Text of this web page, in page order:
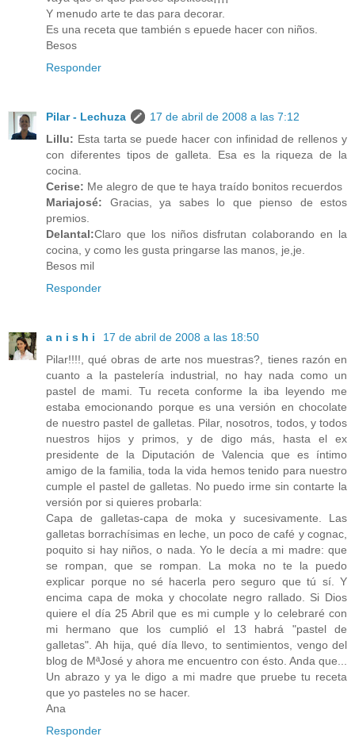
Y menudo arte te das para decorar.
Es una receta que también s epuede hacer con niños.
Besos
Responder
Pilar - Lechuza
17 de abril de 2008 a las 7:12
Lillu: Esta tarta se puede hacer con infinidad de rellenos y
con diferentes tipos de galleta. Esa es la riqueza de la
cocina.
Cerise: Me alegro de que te haya traído bonitos recuerdos
Mariajosé: Gracias, ya sabes lo que pienso de estos
premios.
Delantal:Claro que los niños disfrutan colaborando en la
cocina, y como les gusta pringarse las manos, je,je.
Besos mil
Responder
a n i s h i
17 de abril de 2008 a las 18:50
Pilar!!!!, qué obras de arte nos muestras?, tienes razón en
cuanto a la pastelería industrial, no hay nada como un
pastel de mami. Tu receta conforme la iba leyendo me
estaba emocionando porque es una versión en chocolate
de nuestro pastel de galletas. Pilar, nosotros, todos, y todos
nuestros hijos y primos, y de digo más, hasta el ex
presidente de la Diputación de Valencia que es íntimo
amigo de la familia, toda la vida hemos tenido para nuestro
cumple el pastel de galletas. No puedo irme sin contarte la
versión por si quieres probarla:
Capa de galletas-capa de moka y sucesivamente. Las
galletas borrachísimas en leche, un poco de café y cognac,
poquito si hay niños, o nada. Yo le decía a mi madre: que
se rompan, que se rompan. La moka no te la puedo
explicar porque no sé hacerla pero seguro que tú sí. Y
encima capa de moka y chocolate negro rallado. Si Dios
quiere el día 25 Abril que es mi cumple y lo celebraré con
mi hermano que los cumplió el 13 habrá "pastel de
galletas". Ah hija, qué día llevo, to sentimientos, vengo del
blog de MªJosé y ahora me encuentro con ésto. Anda que...
Un abrazo y ya le digo a mi madre que pruebe tu receta
que yo pasteles no se hacer.
Ana
Responder